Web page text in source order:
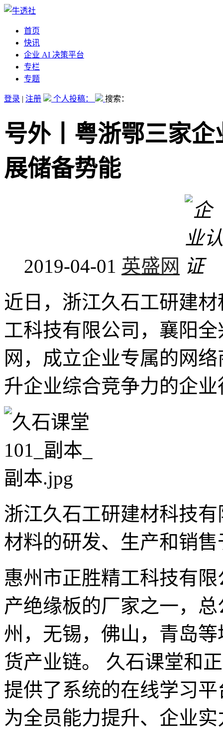
首页
快讯
企业 AI 决策平台
专栏
专题
登录 | 注册 个人投稿： 搜索：
号外丨粤浙鄂三家
展储备势能
2019-04-01 英盛网
近日，浙江久石工研建
工科技有限公司，襄阳
网，成立企业专属的网
升企业综合竞争力的企业
浙江久石工研建材科技
材料的研发、生产和销
惠州市正胜精工科技有
产绝缘板的厂家之一，
州，无锡，佛山，青岛
货产业链。 久石课堂和
提供了系统的在线学习
为全员能力提升、企业